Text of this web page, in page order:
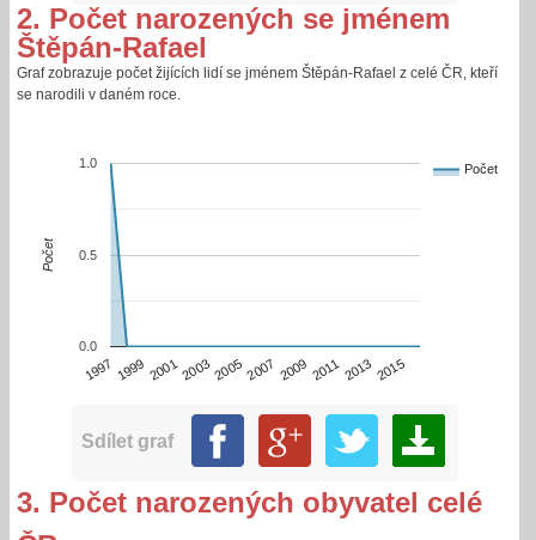
2. Počet narozených se jménem
Štěpán-Rafael
Graf zobrazuje počet žijících lidí se jménem Štěpán-Rafael z celé ČR, kteří
se narodili v daném roce.
Počet
1997 1999 2001200320052007 2009 201120132015
0.0
0.5
1.0
Počet
Sdílet graf
3. Počet narozených obyvatel celé